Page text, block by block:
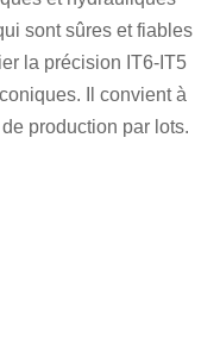
sont sûres et fiables
la précision IT6-IT5
Il convient à
production par lots.